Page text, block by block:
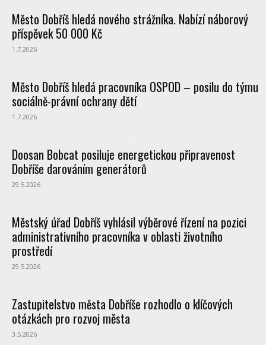
Město Dobříš hledá nového strážníka. Nabízí náborový
příspěvek 50 000 Kč
1.7.2026
Město Dobříš hledá pracovníka OSPOD – posilu do týmu
sociálně-právní ochrany dětí
1.7.2026
Doosan Bobcat posiluje energetickou připravenost
Dobříše darováním generátorů
29.5.2026
Městský úřad Dobříš vyhlásil výběrové řízení na pozici
administrativního pracovníka v oblasti životního
prostředí
29.5.2026
Zastupitelstvo města Dobříše rozhodlo o klíčových
otázkách pro rozvoj města
3.5.2026